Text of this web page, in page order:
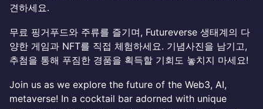
견하세요.
무료 핑거푸드와 주류를 즐기며, Futureverse 생태계의 다
양한 게임과 NFT를 직접 체험하세요. 기념사진을 남기고,
추첨을 통해 푸짐한 경품을 획득할 기회도 놓치지 마세요!
Join us as we explore the future of the Web3, AI,
metaverse! In a cocktail bar adorned with unique